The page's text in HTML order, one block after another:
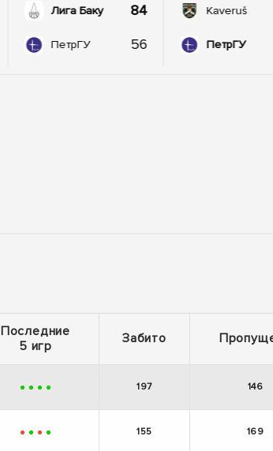
Лига Баку 84
ПетрГУ 56
Kaveruš
ПетрГУ
Последние
5 игр
Забито
+ + + + 197 146
- + - + 155 169